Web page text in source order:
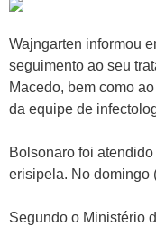
Wajngarten informou
seguimento ao seu
Macedo, bem como
da equipe de
Bolsonaro foi
erisipela. No domingo
Segundo o Ministério